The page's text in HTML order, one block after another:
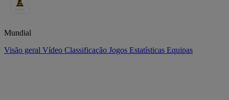
Mundial
Visão geral Vídeo Classificação Jogos Estatísticas Equipas